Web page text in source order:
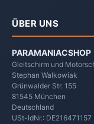
ÜBER UNS
PARAMANIACSHOP
Gleitschirm und
Stephan Walkowiak
Grünwalder Str. 155
81545 München
Deutschland
USt-IdNr.: DE216471157